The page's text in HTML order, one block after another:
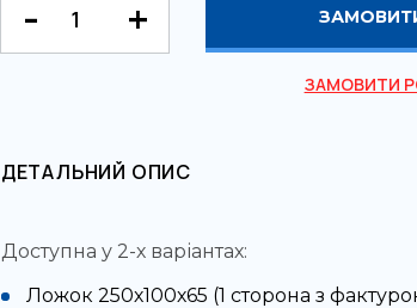
ЗАМОВИТИ
ДЕТАЛЬНИЙ ОПИС
Доступна у 2-х варіантах:
Ложок 250х100х65 (1 сторона з